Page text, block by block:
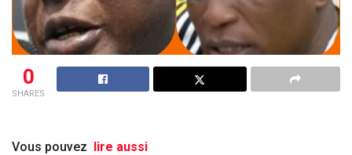
0
SHARES
Vous pouvez lire aussi